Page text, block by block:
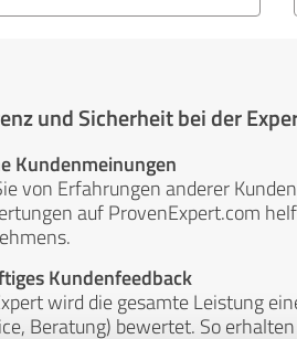
und Sicherheit bei der
Kundenmeinungen
von Erfahrungen anderer
auf ProvenExpert.com
Kundenfeedback
wird die gesamte Leistung
Beratung) bewertet. So